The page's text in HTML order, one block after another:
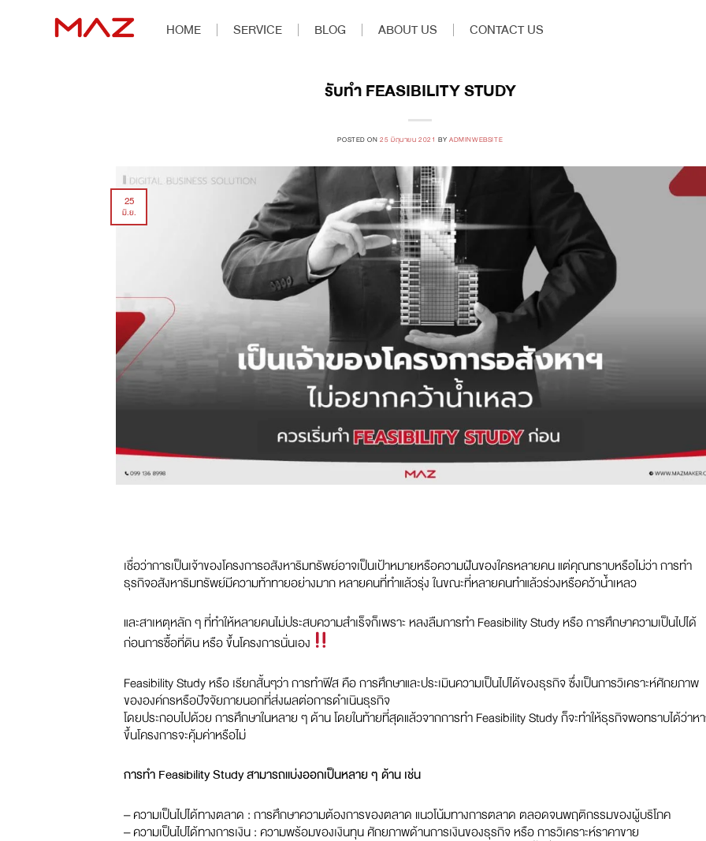
HOME SERVICE BLOG ABOUT US CONTACT US
รับทำ FEASIBILITY STUDY
POSTED ON25 มิถุนายน 2021 BYADMINWEBSITE
25
มิ.ย.
เชื่อว่าการเป็นเจ้าของโครงการอสังหาริมทรัพย์อาจเป็นเป้าหมายหรือความฝันของใครหลายคน แต่คุณทราบหรือไม่ว่า การทำ
ธุรกิจอสังหาริมทรัพย์มีความท้าทายอย่างมาก หลายคนที่ทำแล้วรุ่ง ในขณะที่หลายคนทำแล้วร่วงหรือคว้าน้ำเหลว
และสาเหตุหลัก ๆ ที่ทำให้หลายคนไม่ประสบความสำเร็จก็เพราะ หลงลืมการทำ Feasibility Study หรือ การศึกษาความเป็นไปได้
ก่อนการซื้อที่ดิน หรือ ขึ้นโครงการนั่นเอง
Feasibility Study หรือ เรียกสั้นๆว่า การทำฟีส คือ การศึกษาและประเมินความเป็นไปได้ของธุรกิจ ซึ่งเป็นการวิเคราะห์ศักยภาพ
ขององค์กรหรือปัจจัยภายนอกที่ส่งผลต่อการดำเนินธุรกิจ
โดยประกอบไปด้วย การศึกษาในหลาย ๆ ด้าน โดยในท้ายที่สุดแล้วจากการทำ Feasibility Study ก็จะทำให้ธุรกิจพอทราบได้ว่าห
ขึ้นโครงการจะคุ้มค่าหรือไม่
การทำ Feasibility Study สามารถแบ่งออกเป็นหลาย ๆ ด้าน เช่น
– ความเป็นไปได้ทางตลาด : การศึกษาความต้องการของตลาด แนวโน้มทางการตลาด ตลอดจนพฤติกรรมของผู้บริโภค
– ความเป็นไปได้ทางการเงิน : ความพร้อมของเงินทุน ศักยภาพด้านการเงินของธุรกิจ หรือ การวิเคราะห์ราคาขาย